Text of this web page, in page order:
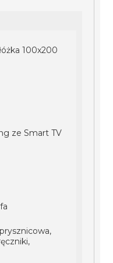
100x200
ze Smart TV